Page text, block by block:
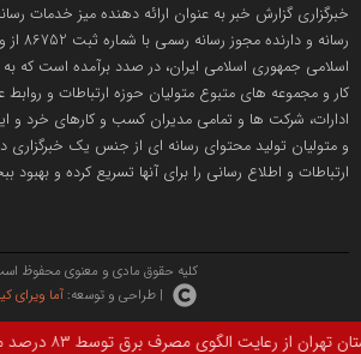
پایگاه اطلاع رسانی دریا و نفت
تریبون
انتشار گسترده محتوا در رسانه گزارش خبر
محمدعلی کرمعلی
خبرگزاری گزارش خبر به عنوان ارائه دهنده میز خدمات
رسانه
اسلامی جمهوری اسلامی ایران، در صدد برآمده است که
کار و مجموعه های متبوع متولیان حوزه ارتباطات و روابط
ادارات، شرکت ها و تمامی مدیران کسب و کارهای خرد و
و متولیان تولید محتوای رسانه ای از جنس یک خبرگزاری
ارتباطات و اطلاع رسانی را برای آنها تسریع کرده و بهبود
کلیه حقوق مادی و معنوی محفوظ
| طراحی و توسعه: آما ویرای
و مشمول ۳۰ درصد تخفیف در قبوض برقشان شدند.